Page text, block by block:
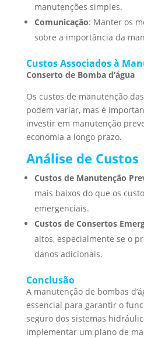
manutenções simples.
Comunicação: Manter os
sobre a importância da
Custos Associados à
Conserto de Bomba d’água
Os custos de manutenção
podem variar, mas é
investir em manutenção
economia a longo prazo.
Análise de Custos
Custos de Manutenção
mais baixos do que os
emergenciais.
Custos de Consertos
altos, especialmente se o
danos adicionais.
Conclusão
A manutenção de bombas
essencial para garantir o
seguro dos sistemas
implementar um plano de